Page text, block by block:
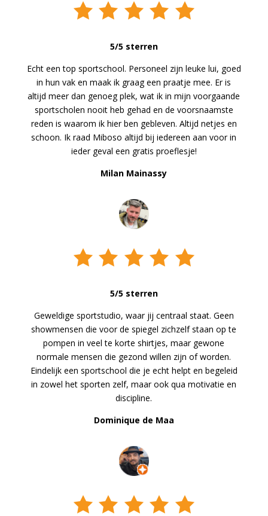
5/5 sterren
Echt een top sportschool. Personeel zijn leuke lui, goed
in hun vak en maak ik graag een praatje mee. Er is
altijd meer dan genoeg plek, wat ik in mijn voorgaande
sportscholen nooit heb gehad en de voorsnaamste
reden is waarom ik hier ben gebleven. Altijd netjes en
schoon. Ik raad Miboso altijd bij iedereen aan voor in
ieder geval een gratis proeflesje!
Milan Mainassy
5/5 sterren
Geweldige sportstudio, waar jij centraal staat. Geen
showmensen die voor de spiegel zichzelf staan op te
pompen in veel te korte shirtjes, maar gewone
normale mensen die gezond willen zijn of worden.
Eindelijk een sportschool die je echt helpt en begeleid
in zowel het sporten zelf, maar ook qua motivatie en
discipline.
Dominique de Maa